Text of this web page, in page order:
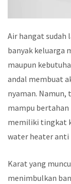
Air hangat sudah
banyak keluarga
maupun
andal membuat
nyaman. Namun,
mampu
memiliki tingkat
water heater anti
Karat yang
menimbulkan